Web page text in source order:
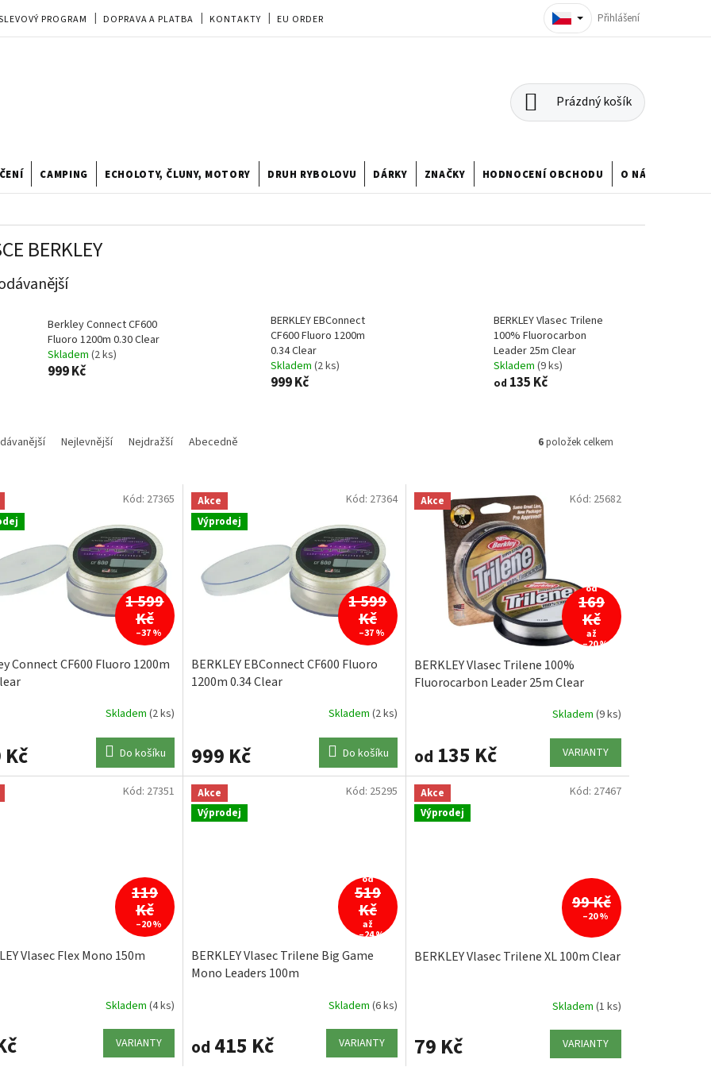
PROGRAM DOPRAVA A PLATBA KONTAKTY
EU ORDER
OBCHODNÍ PODMÍNKY PRODEJNA
TIPY A TRIKY
Přihlášení
NÁKUPNÍ
KOŠÍK
Prázdný košík
CAMPING ECHOLOTY, ČLUNY, MOTORY DRUH RYBOLOVU DÁRKY ZNAČKY HODNOCENÍ OBCHODU O NÁS
BERKLEY
Berkley Connect CF600
Fluoro 1200m 0.30 Clear
Skladem (2 ks)
999 Kč
BERKLEY EBConnect
CF600 Fluoro 1200m
0.34 Clear
Skladem (2 ks)
999 Kč
BERKLEY Vlasec Trilene
100% Fluorocarbon
Leader 25m Clear
Skladem (9 ks)
od 135 Kč
Nejlevnější Nejdražší Abecedně 6položek celkem
1 599
Kč
–37 %
Connect CF600 Fluoro 1200m
Skladem (2 ks)
Kč Do košíku
Kód: 27365
Akce
Výprodej
1 599
Kč
–37 %
BERKLEY EBConnect CF600 Fluoro
1200m 0.34 Clear
Skladem (2 ks)
999 Kč Do košíku
Kód: 27364 Akce
od
169
Kč
až
–20 %
BERKLEY Vlasec Trilene 100%
Fluorocarbon Leader 25m Clear
Skladem (9 ks)
od 135 Kč VARIANTY
Kód: 25682
119
Kč
–20 %
Vlasec Flex Mono 150m
Skladem (4 ks)
VARIANTY
Kód: 27351
Akce
Výprodej
od
519
Kč
až
–24 %
BERKLEY Vlasec Trilene Big Game
Mono Leaders 100m
Skladem (6 ks)
od 415 Kč VARIANTY
Kód: 25295
Akce
Výprodej
99 Kč
–20 %
BERKLEY Vlasec Trilene XL 100m Clear
Skladem (1 ks)
79 Kč VARIANTY
Kód: 27467